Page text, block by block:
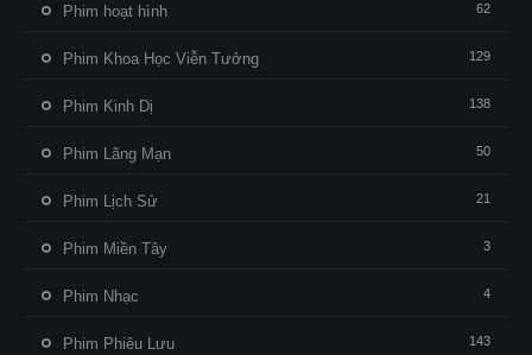
Phim hoạt hình 62
Phim Khoa Học Viễn Tưởng 129
Phim Kinh Dị 138
Phim Lãng Mạn 50
Phim Lịch Sử 21
Phim Miền Tây 3
Phim Nhạc 4
Phim Phiêu Lưu 143